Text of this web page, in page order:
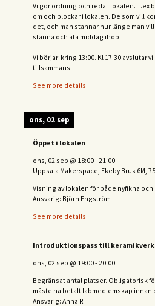
Vi gör ordning och reda i lokalen. T.ex
om och plockar i lokalen. De som vill
det, och man stannar hur länge man
stanna och äta middag ihop.
Vi börjar kring 13:00. Kl 17:30 avslutar
tillsammans.
See more details
ons, 02 sep
Öppet i lokalen
ons, 02 sep @ 18:00-21:00
Uppsala Makerspace, Ekeby Bruk 6M,
Visning av lokalen för både nyfikna och
Ansvarig: Björn Engström
See more details
Introduktionspass till
ons, 02 sep @ 19:00-20:00
Begränsat antal platser. Obligatorisk
måste ha betalt labmedlemskap innan
Ansvarig: Anna R